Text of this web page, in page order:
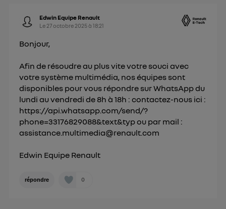
Edwin Equipe Renault
Le 27 octobre 2025à18:21
Bonjour,
Afin de résoudre au plus vite votre souci avec
votre système multimédia, nos équipes sont
disponibles pour vous répondre sur WhatsApp du
lundi au vendredi de 8h à 18h : contactez-nous ici :
https://api.whatsapp.com/send/?
phone=33176829088&text&typou par mail :
assistance.multimedia@renault.com
Edwin Equipe Renault
répondre 0